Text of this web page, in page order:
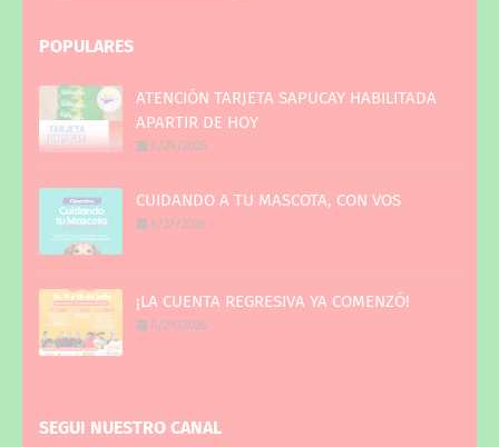
POPULARES
ATENCIÓN TARJETA SAPUCAY HABILITADA
APARTIR DE HOY
6/29/2026
CUIDANDO A TU MASCOTA, CON VOS
6/27/2026
¡LA CUENTA REGRESIVA YA COMENZÓ!
6/29/2026
SEGUI NUESTRO CANAL